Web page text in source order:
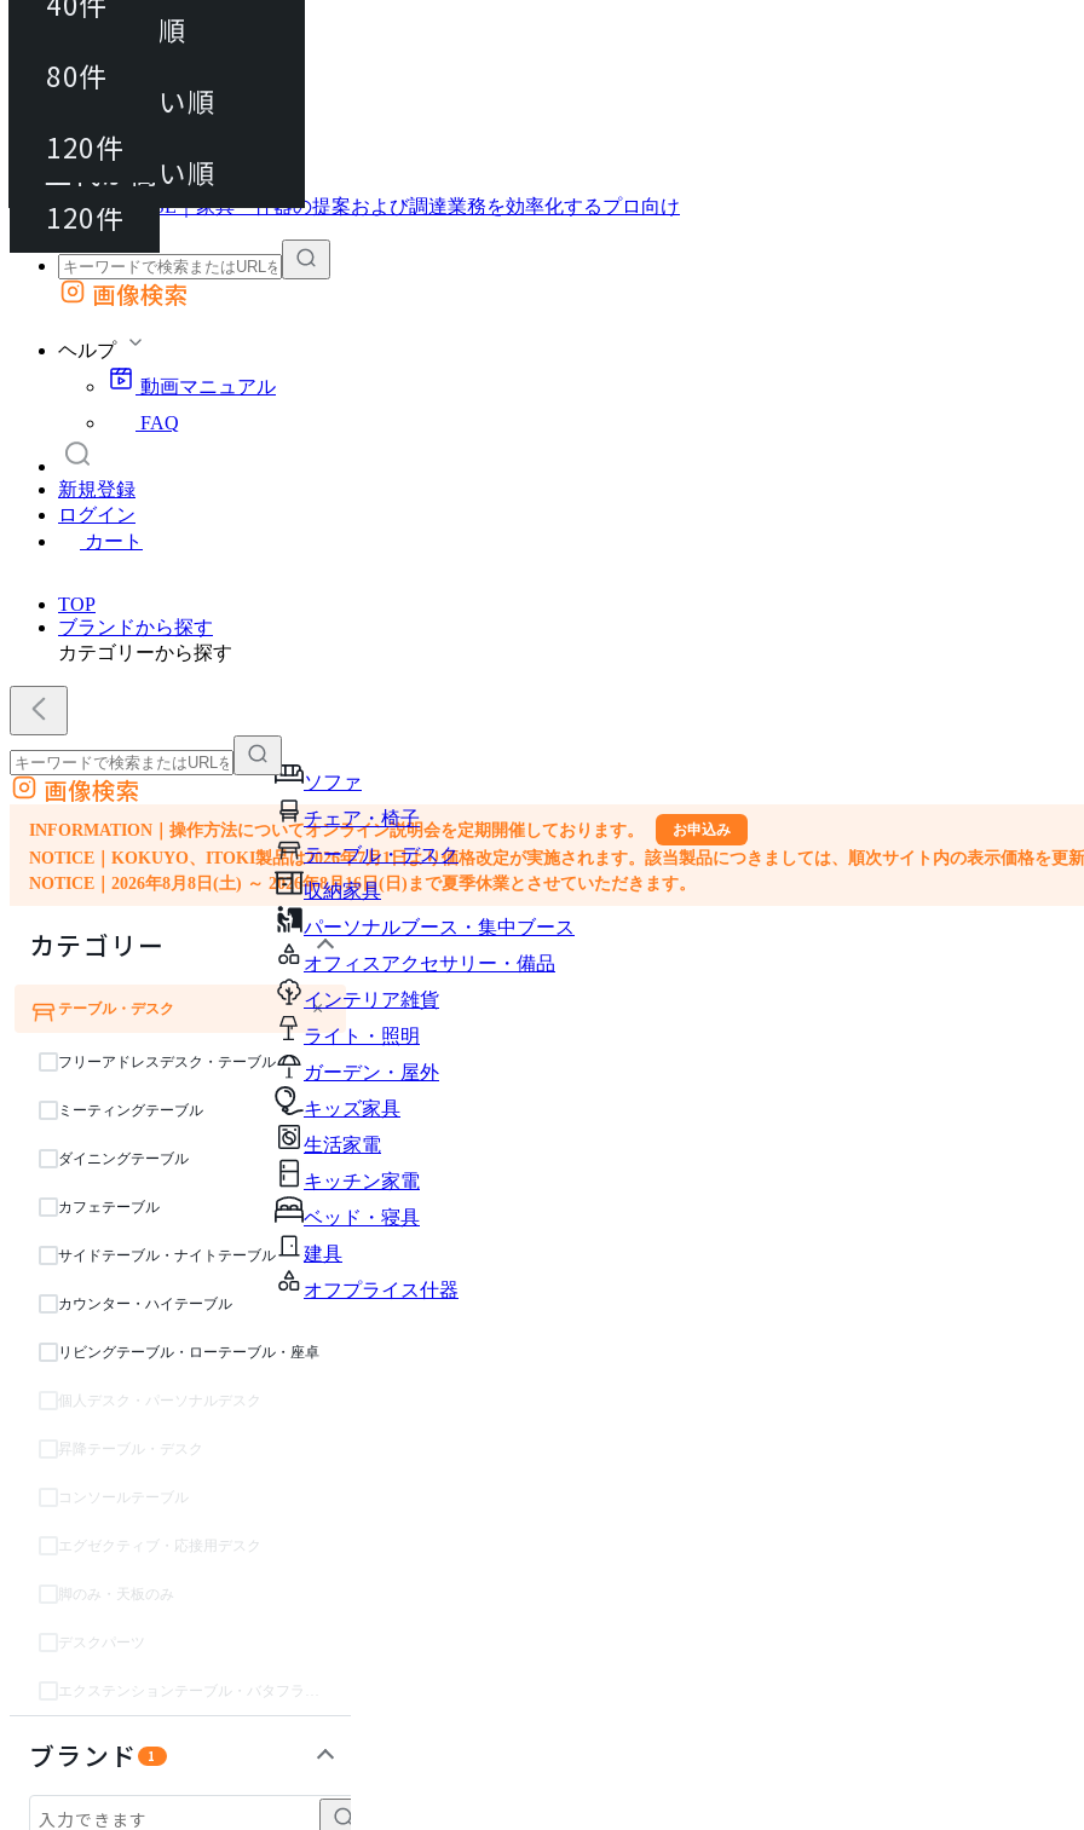
動画マニュアル
FAQ
カート
外部サイトの商品をカートに追加
画像検索
ヘルプ
動画マニュアル
FAQ
新規登録
ログイン
カート
TOP
ブランドから探す
カテゴリーから探す
ソファ
チェア・椅子
テーブル・デスク
収納家具
パーソナルブース・集中ブース
オフィスアクセサリー・備品
インテリア雑貨
ライト・照明
ガーデン・屋外
キッズ家具
生活家電
キッチン家電
ベッド・寝具
建具
オフプライス什器
外部サイトの商品をカートに追加
他のサイトで見つけた商品ページのURLを貼り付けて、カートに追加できます
画像検索
INFORMATION｜操作方法についてオンライン説明会を定期開催しております。 お申込み
NOTICE｜KOKUYO、ITOKI製品は2026年7月1日より価格改定が実施されます。該当製品につきましては、順次サイト内の表示価格を更新
NOTICE｜2026年8月8日(土) ～ 2026年8月16日(日)まで夏季休業とさせていただきます。
カテゴリー
ソファ
チェア・椅子
テーブル・デスク ×
フリーアドレスデスク・テーブル
ミーティングテーブル
ダイニングテーブル
カフェテーブル
サイドテーブル・ナイトテーブル
カウンター・ハイテーブル
リビングテーブル・ローテーブル・座卓
個人デスク・パーソナルデスク
昇降テーブル・デスク
コンソールテーブル
エグゼクティブ・応接用デスク
脚のみ・天板のみ
デスクパーツ
ブランド 1
40件
80件
120件
おすすめ順
上代が安い順
上代が高い順
80件
120件